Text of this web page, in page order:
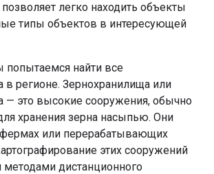
легко находить объекты
типы объектов в интересующей
попытаемся найти все
в регионе. Зернохранилища или
— это высокие сооружения, обычно
хранения зерна насыпью. Они
фермах или перерабатывающих
этих сооружений
дистанционного